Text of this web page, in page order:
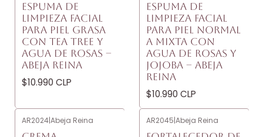
ESPUMA DE
LIMPIEZA FACIAL
PARA PIEL GRASA
CON TEA TREE Y
AGUA DE ROSAS –
ABEJA REINA
$10.990 CLP
ESPUMA DE
LIMPIEZA FACIAL
PARA PIEL NORMAL
A MIXTA CON
AGUA DE ROSAS Y
JOJOBA – ABEJA
REINA
$10.990 CLP
AR2024|Abeja Reina AR2045|Abeja Reina